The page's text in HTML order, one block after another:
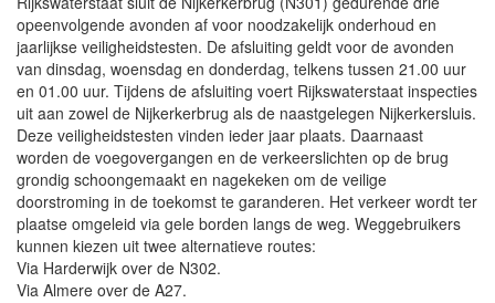
opeenvolgende avonden af voor noodzakelijk onderhoud en
jaarlijkse veiligheidstesten. De afsluiting geldt voor de avonden
van dinsdag, woensdag en donderdag, telkens tussen 21.00 uur
en 01.00 uur. Tijdens de afsluiting voert Rijkswaterstaat inspecties
uit aan zowel de Nijkerkerbrug als de naastgelegen Nijkerkersluis.
Deze veiligheidstesten vinden ieder jaar plaats. Daarnaast
worden de voegovergangen en de verkeerslichten op de brug
grondig schoongemaakt en nagekeken om de veilige
doorstroming in de toekomst te garanderen. Het verkeer wordt ter
plaatse omgeleid via gele borden langs de weg. Weggebruikers
kunnen kiezen uit twee alternatieve routes:
Via Harderwijk over de N302.
Via Almere over de A27.